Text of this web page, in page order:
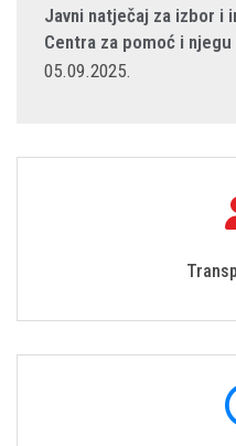
Javni natječaj za izbor i
Centra za pomoć i njegu
05.09.2025.